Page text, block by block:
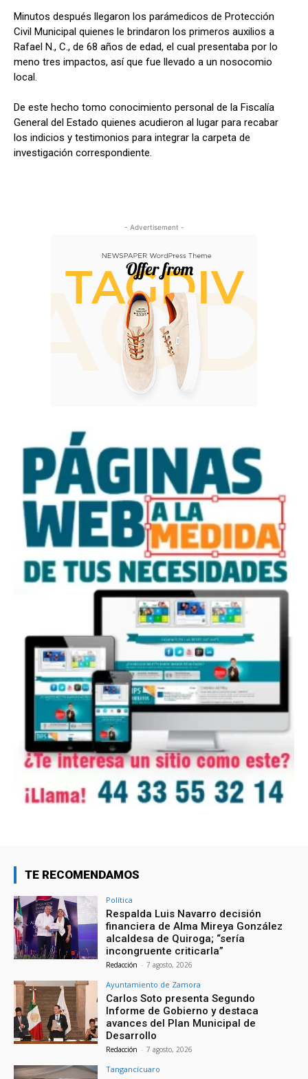
Minutos después llegaron los parámedicos de Protección
Civil Municipal quienes le brindaron los primeros auxilios a
Rafael N., C., de 68 años de edad, el cual presentaba por lo
meno tres impactos, así que fue llevado a un nosocomio
local.
De este hecho tomo conocimiento personal de la Fiscalía
General del Estado quienes acudieron al lugar para recabar
los indicios y testimonios para integrar la carpeta de
investigación correspondiente.
- Advertisement -
TE RECOMENDAMOS
Política
Respalda Luis Navarro decisión
financiera de Alma Mireya González
alcaldesa de Quiroga; “sería
incongruente criticarla”
Redacción - 7 agosto, 2026
Ayuntamiento de Zamora
Carlos Soto presenta Segundo
Informe de Gobierno y destaca
avances del Plan Municipal de
Desarrollo
Redacción - 7 agosto, 2026
Tangancícuaro